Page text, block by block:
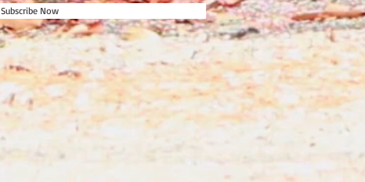
Subscribe Now